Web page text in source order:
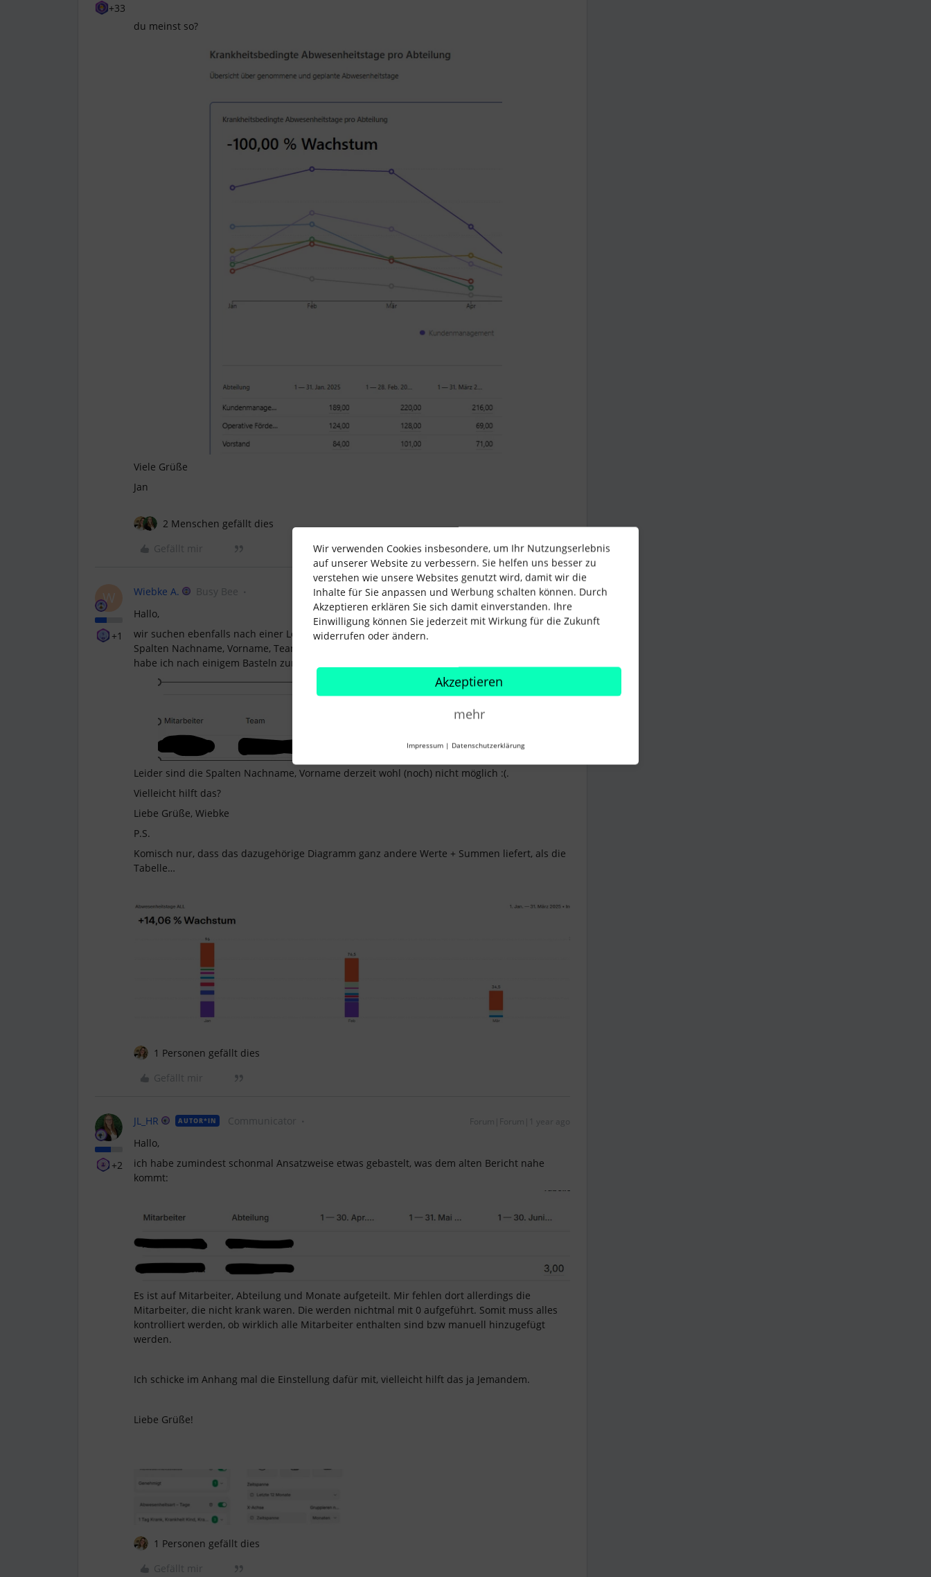
+33
du meinst so?
Viele Grüße
Jan
2 Menschen gefällt dies
Gefällt mir
W
+1
Wiebke A. Busy Bee Forum|Forum|1 year ago
Hallo,
wir suchen ebenfalls nach einer Lösung, um wieder Abwesenheiten auszuwerten, mit den
Spalten Nachname, Vorname, Team und dann eben die Monate. Mit den neuen Berichten
habe ich nach einigem Basteln zumindest so etwas hier hinbekommen:
Leider sind die Spalten Nachname, Vorname derzeit wohl (noch) nicht möglich :(.
Vielleicht hilft das?
Liebe Grüße, Wiebke
P.S.
Komisch nur, dass das dazugehörige Diagramm ganz andere Werte + Summen liefert, als die
Tabelle…
1 Personen gefällt dies
Gefällt mir
+2
JL_HR AUTOR*IN Communicator Forum|Forum|1 year ago
Hallo,
ich habe zumindest schonmal Ansatzweise etwas gebastelt, was dem alten Bericht nahe
kommt:
Es ist auf Mitarbeiter, Abteilung und Monate aufgeteilt. Mir fehlen dort allerdings die
Mitarbeiter, die nicht krank waren. Die werden nichtmal mit 0 aufgeführt. Somit muss alles
kontrolliert werden, ob wirklich alle Mitarbeiter enthalten sind bzw manuell hinzugefügt
werden.
Ich schicke im Anhang mal die Einstellung dafür mit, vielleicht hilft das ja Jemandem.
Liebe Grüße!
1 Personen gefällt dies
Gefällt mir
Wir verwenden Cookies insbesondere, um Ihr Nutzungserlebnis
auf unserer Website zu verbessern. Sie helfen uns besser zu
verstehen wie unsere Websites genutzt wird, damit wir die
Inhalte für Sie anpassen und Werbung schalten können. Durch
Akzeptieren erklären Sie sich damit einverstanden. Ihre
Einwilligung können Sie jederzeit mit Wirkung für die Zukunft
widerrufen oder ändern.
Akzeptieren
mehr
Impressum | Datenschutzerklärung